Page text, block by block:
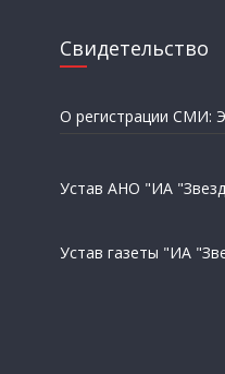
Свидетельство
О регистрации СМИ:
Устав АНО "ИА
Устав газеты "ИА